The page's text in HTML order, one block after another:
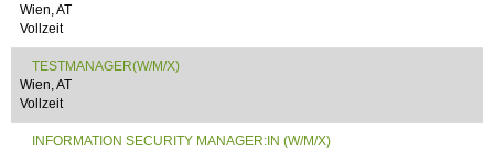
Wien, AT
Vollzeit
TESTMANAGER(W/M/X)
Wien, AT
Vollzeit
INFORMATION SECURITY MANAGER:IN (W/M/X)